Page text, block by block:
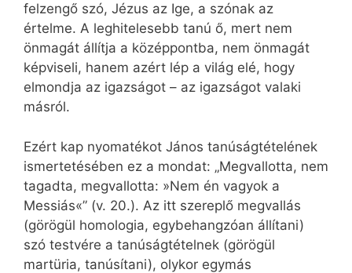
felzengő szó, Jézus az Ige, a szónak az
értelme. A leghitelesebb tanú ő, mert nem
önmagát állítja a középpontba, nem önmagát
képviseli, hanem azért lép a világ elé, hogy
elmondja az igazságot – az igazságot valaki
másról.
Ezért kap nyomatékot János tanúságtételének
ismertetésében ez a mondat: „Megvallotta, nem
tagadta, megvallotta: »Nem én vagyok a
Messiás«” (v. 20.). Az itt szereplő megvallás
(görögül homologia, egybehangzóan állítani)
szó testvére a tanúságtételnek (görögül
martüria, tanúsítani), olykor egymás